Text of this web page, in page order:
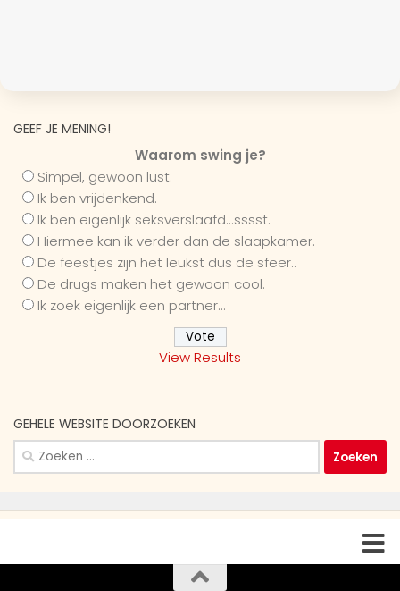
GEEF JE MENING!
Waarom swing je?
Simpel, gewoon lust.
Ik ben vrijdenkend.
Ik ben eigenlijk seksverslaafd...sssst.
Hiermee kan ik verder dan de slaapkamer.
De feestjes zijn het leukst dus de sfeer..
De drugs maken het gewoon cool.
Ik zoek eigenlijk een partner...
View Results
GEHELE WEBSITE DOORZOEKEN
Zoeken
naar: